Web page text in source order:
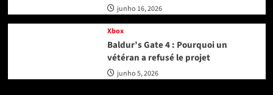
junho 16, 2026
Xbox
Baldur’s Gate 4 : Pourquoi un
vétéran a refusé le projet
junho 5, 2026